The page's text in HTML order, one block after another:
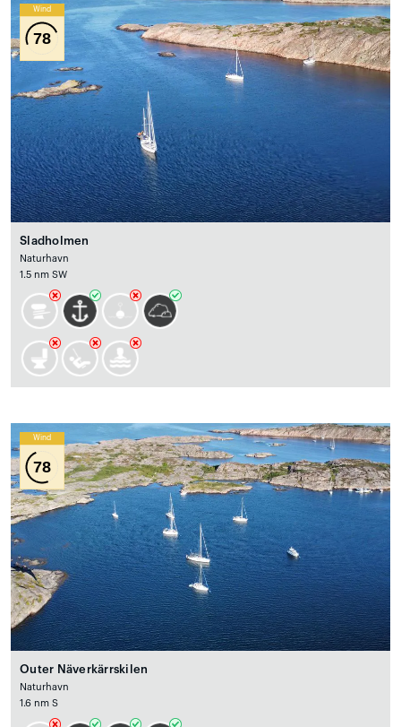
Wind
78
Sladholmen
Naturhavn
1.5 nm SW
Wind
78
Outer Näverkärrskilen
Naturhavn
1.6 nm S